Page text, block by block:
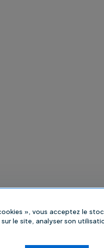
», vous acceptez le
le site, analyser son